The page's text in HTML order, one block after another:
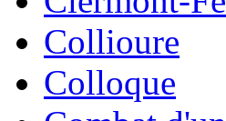
Collioure
Colloque